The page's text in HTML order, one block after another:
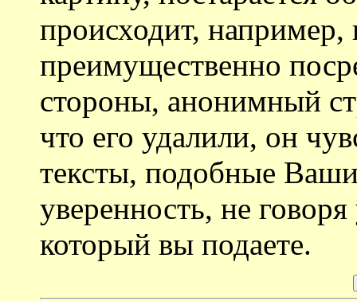
происходит,
преимущественно
стороны, анонимный
что его удалили, он
тексты, подобные
уверенность, не
который вы подаете.